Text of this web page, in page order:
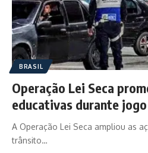
BRASIL
Operação Lei Seca
educativas durante
A Operação Lei Seca ampliou as
trânsito…